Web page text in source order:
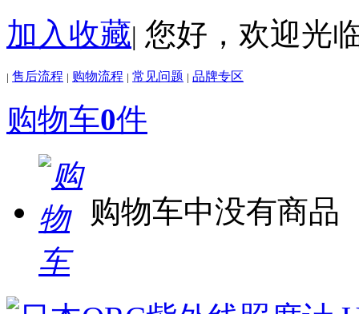
加入收藏| 您好，欢迎光
| 售后流程 | 购物流程 | 常见问题 | 品牌专区
购物车0件
购物车中没有商品